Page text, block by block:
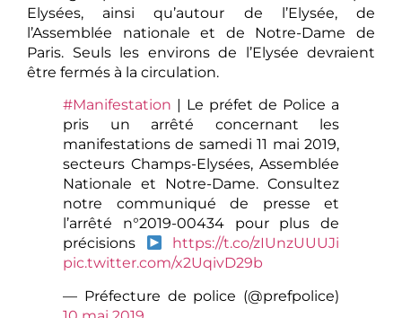
Elysées, ainsi qu’autour de l’Elysée, de
l’Assemblée nationale et de Notre-Dame de
Paris. Seuls les environs de l’Elysée devraient
être fermés à la circulation.
#Manifestation | Le préfet de Police a
pris un arrêté concernant les
manifestations de samedi 11 mai 2019,
secteurs Champs-Elysées, Assemblée
Nationale et Notre-Dame. Consultez
notre communiqué de presse et
l’arrêté n°2019-00434 pour plus de
précisions
https://t.co/zIUnzUUUJi
pic.twitter.com/x2UqivD29b
— Préfecture de police (@prefpolice)